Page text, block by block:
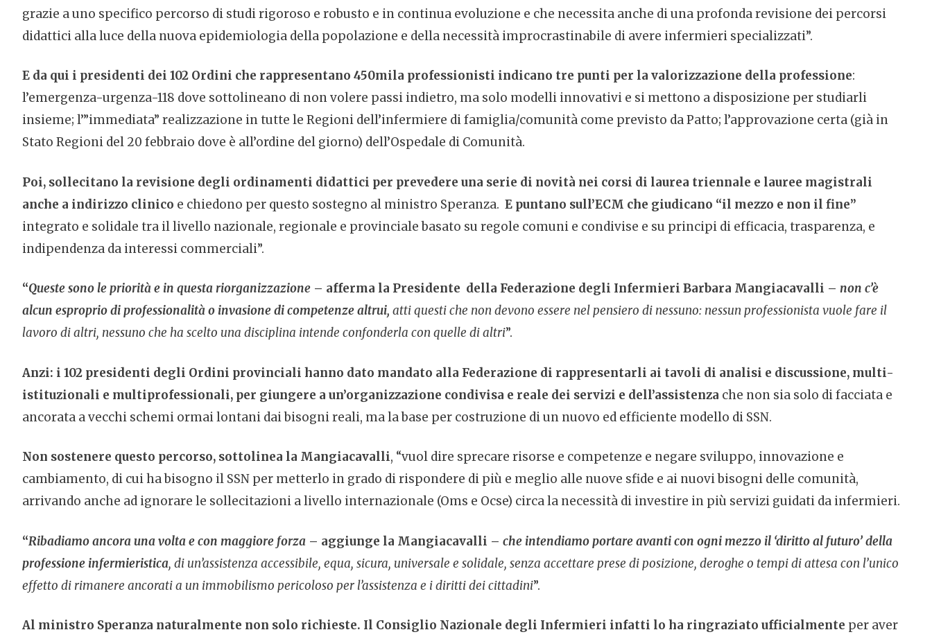
grazie a uno specifico percorso di studi rigoroso e robusto e in continua evoluzione e che necessita anche di una profonda revisione dei percorsi
didattici alla luce della nuova epidemiologia della popolazione e della necessità improcrastinabile di avere infermieri specializzati”.
E da qui i presidenti dei 102 Ordini che rappresentano 450mila professionisti indicano tre punti per la valorizzazione della professione:
l’emergenza-urgenza-118 dove sottolineano di non volere passi indietro, ma solo modelli innovativi e si mettono a disposizione per studiarli
insieme; l’”immediata” realizzazione in tutte le Regioni dell’infermiere di famiglia/comunità come previsto da Patto; l’approvazione certa (già in
Stato Regioni del 20 febbraio dove è all’ordine del giorno) dell’Ospedale di Comunità.
Poi, sollecitano la revisione degli ordinamenti didattici per prevedere una serie di novità nei corsi di laurea triennale e lauree magistrali
anche a indirizzo clinico e chiedono per questo sostegno al ministro Speranza. E puntano sull’ECM che giudicano “il mezzo e non il fine”
integrato e solidale tra il livello nazionale, regionale e provinciale basato su regole comuni e condivise e su principi di efficacia, trasparenza, e
indipendenza da interessi commerciali”.
“Queste sono le priorità e in questa riorganizzazione – afferma la Presidente della Federazione degli Infermieri Barbara Mangiacavalli – non c’è
alcun esproprio di professionalità o invasione di competenze altrui, atti questi che non devono essere nel pensiero di nessuno: nessun professionista vuole fare il
lavoro di altri, nessuno che ha scelto una disciplina intende confonderla con quelle di altri”.
Anzi: i 102 presidenti degli Ordini provinciali hanno dato mandato alla Federazione di rappresentarli ai tavoli di analisi e discussione, multi-
istituzionali e multiprofessionali, per giungere a un’organizzazione condivisa e reale dei servizi e dell’assistenza che non sia solo di facciata e
ancorata a vecchi schemi ormai lontani dai bisogni reali, ma la base per costruzione di un nuovo ed efficiente modello di SSN.
Non sostenere questo percorso, sottolinea la Mangiacavalli, “vuol dire sprecare risorse e competenze e negare sviluppo, innovazione e
cambiamento, di cui ha bisogno il SSN per metterlo in grado di rispondere di più e meglio alle nuove sfide e ai nuovi bisogni delle comunità,
arrivando anche ad ignorare le sollecitazioni a livello internazionale (Oms e Ocse) circa la necessità di investire in più servizi guidati da infermieri.
“Ribadiamo ancora una volta e con maggiore forza – aggiunge la Mangiacavalli – che intendiamo portare avanti con ogni mezzo il ‘diritto al futuro’ della
professione infermieristica, di un’assistenza accessibile, equa, sicura, universale e solidale, senza accettare prese di posizione, deroghe o tempi di attesa con l’unico
effetto di rimanere ancorati a un immobilismo pericoloso per l’assistenza e i diritti dei cittadini”.
Al ministro Speranza naturalmente non solo richieste. Il Consiglio Nazionale degli Infermieri infatti lo ha ringraziato ufficialmente per aver